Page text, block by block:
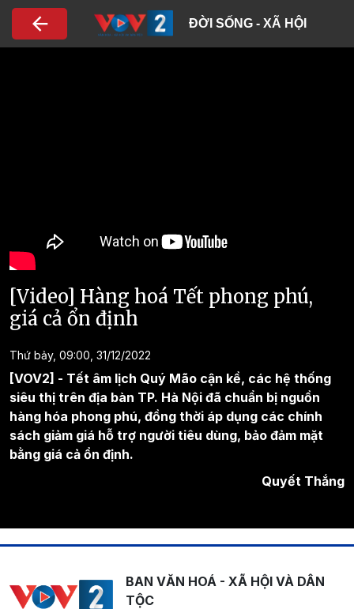
Nhảy đến nội dung
ĐỜI SỐNG - XÃ HỘI
[Video] Hàng hoá Tết phong phú,
giá cả ổn định
Thứ bảy, 09:00, 31/12/2022
[VOV2] - Tết âm lịch Quý Mão cận kề, các hệ thống
siêu thị trên địa bàn TP. Hà Nội đã chuẩn bị nguồn
hàng hóa phong phú, đồng thời áp dụng các chính
sách giảm giá hỗ trợ người tiêu dùng, bảo đảm mặt
bằng giá cả ổn định.
Quyết Thắng
BAN VĂN HOÁ - XÃ HỘI VÀ DÂN
TỘC